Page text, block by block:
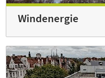
Windenergie